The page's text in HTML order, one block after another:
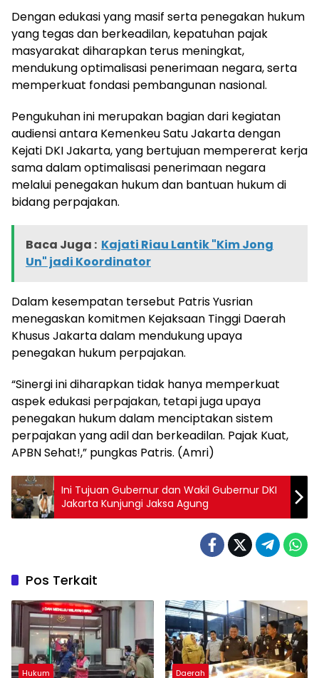
Dengan edukasi yang masif serta penegakan hukum
yang tegas dan berkeadilan, kepatuhan pajak
masyarakat diharapkan terus meningkat,
mendukung optimalisasi penerimaan negara, serta
memperkuat fondasi pembangunan nasional.
Pengukuhan ini merupakan bagian dari kegiatan
audiensi antara Kemenkeu Satu Jakarta dengan
Kejati DKI Jakarta, yang bertujuan mempererat kerja
sama dalam optimalisasi penerimaan negara
melalui penegakan hukum dan bantuan hukum di
bidang perpajakan.
Baca Juga : Kajati Riau Lantik "Kim Jong
Un" jadi Koordinator
Dalam kesempatan tersebut Patris Yusrian
menegaskan komitmen Kejaksaan Tinggi Daerah
Khusus Jakarta dalam mendukung upaya
penegakan hukum perpajakan.
“Sinergi ini diharapkan tidak hanya memperkuat
aspek edukasi perpajakan, tetapi juga upaya
penegakan hukum dalam menciptakan sistem
perpajakan yang adil dan berkeadilan. Pajak Kuat,
APBN Sehat!,” pungkas Patris. (Amri)
Ini Tujuan Gubernur dan Wakil Gubernur DKI
Jakarta Kunjungi Jaksa Agung
Pos Terkait
Hukum Daerah